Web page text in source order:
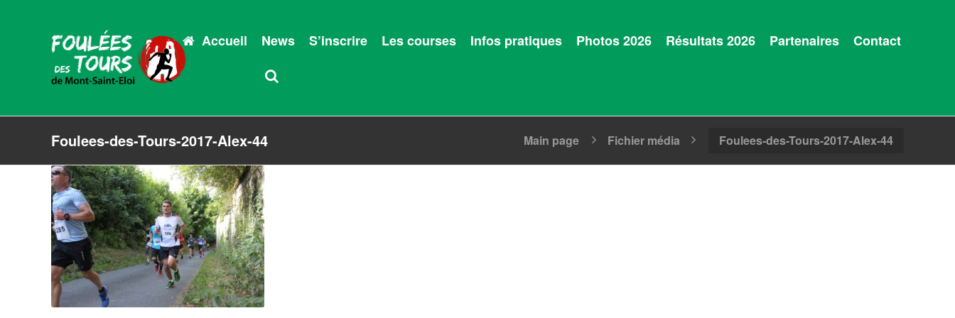
Accueil News S’inscrire Les courses Infos pratiques Photos 2026 Résultats 2026 Partenaires Contact
Foulees-des-Tours-2017-Alex-44 Main page Fichier média Foulees-des-Tours-2017-Alex-44